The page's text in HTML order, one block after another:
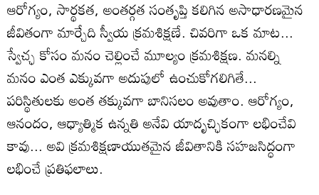
ఆరోగ్యం, సార్థకత, అంతర్గత సంతృప్తి కలిగిన అసాధారణమైన
జీవితంగా మార్చేది స్వీయ క్రమశిక్షణే. చివరిగా ఒక మాట...
స్వేచ్ఛ కోసం మనం చెల్లించే మూల్యం క్రమశిక్షణ. మనల్ని
మనం ఎంత ఎక్కువగా అదుపులో ఉంచుకోగలిగితే...
పరిస్థితులకు అంత తక్కువగా బానిసలం అవుతాం. ఆరోగ్యం,
ఆనందం, ఆధ్యాత్మిక ఉన్నతి అనేవి యాదృచ్ఛికంగా లభించేవి
కావు... అవి క్రమశిక్షణాయుతమైన జీవితానికి సహజసిద్ధంగా
లభించే ప్రతిఫలాలు.